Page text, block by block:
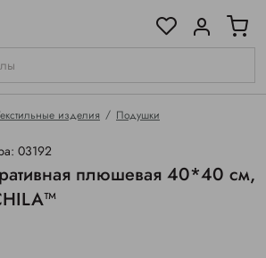
изделия Подушки
03192
плюшевая 40*40 см,